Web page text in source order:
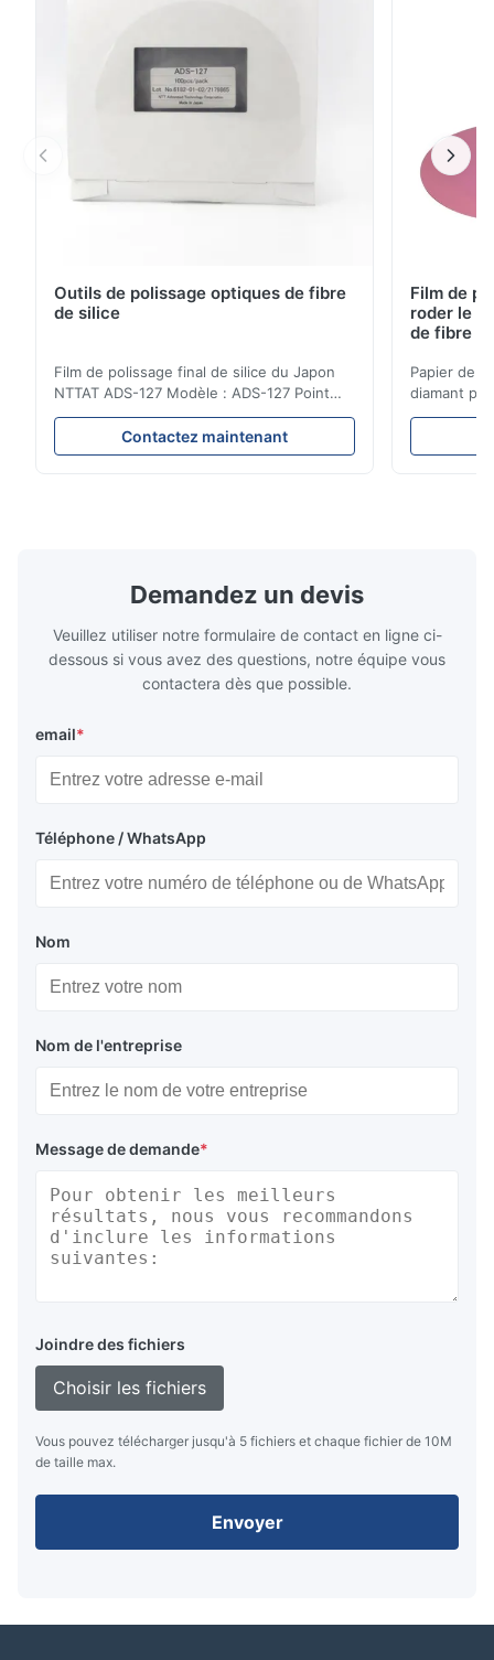
Outils de polissage optiques de fibre
de silice
Film de polissage final de silice du Japon
NTTAT ADS-127 Modèle : ADS-127 Point
d'origine : Le Japon Détail rapide
●particules Égal-pulvérisées sur la surface
enduite ●Bons intensité et flexility,
Contactez maintenant
Film de
roder le
de fibre
Papier de
diamant
correction
fibre
Demandez un devis
Veuillez utiliser notre formulaire de contact en ligne ci-
dessous si vous avez des questions, notre équipe vous
contactera dès que possible.
email*
Téléphone / WhatsApp
Nom
Nom de l'entreprise
Message de demande*
Joindre des fichiers
Choisir les fichiers
Vous pouvez télécharger jusqu'à 5 fichiers et chaque fichier de 10M
de taille max.
Envoyer